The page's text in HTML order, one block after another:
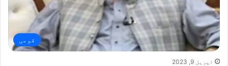
قومی
اپریل 9, 2023